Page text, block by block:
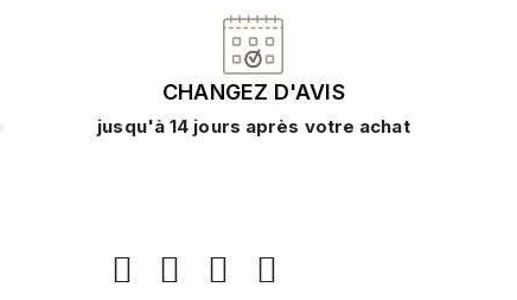
CHANGEZ D'AVIS
jusqu'à 14 jours après votre achat